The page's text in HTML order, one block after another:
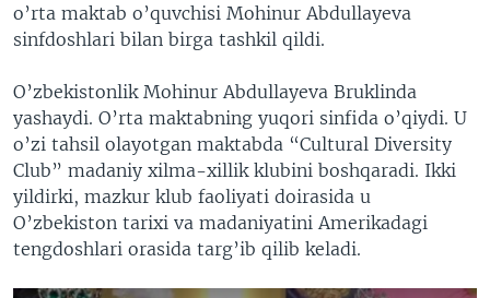
o’rta maktab o’quvchisi Mohinur Abdullayeva
sinfdoshlari bilan birga tashkil qildi.
O’zbekistonlik Mohinur Abdullayeva Bruklinda
yashaydi. O’rta maktabning yuqori sinfida o’qiydi. U
o’zi tahsil olayotgan maktabda “Cultural Diversity
Club” madaniy xilma-xillik klubini boshqaradi. Ikki
yildirki, mazkur klub faoliyati doirasida u
O’zbekiston tarixi va madaniyatini Amerikadagi
tengdoshlari orasida targ’ib qilib keladi.